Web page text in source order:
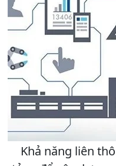
Khả năng liên